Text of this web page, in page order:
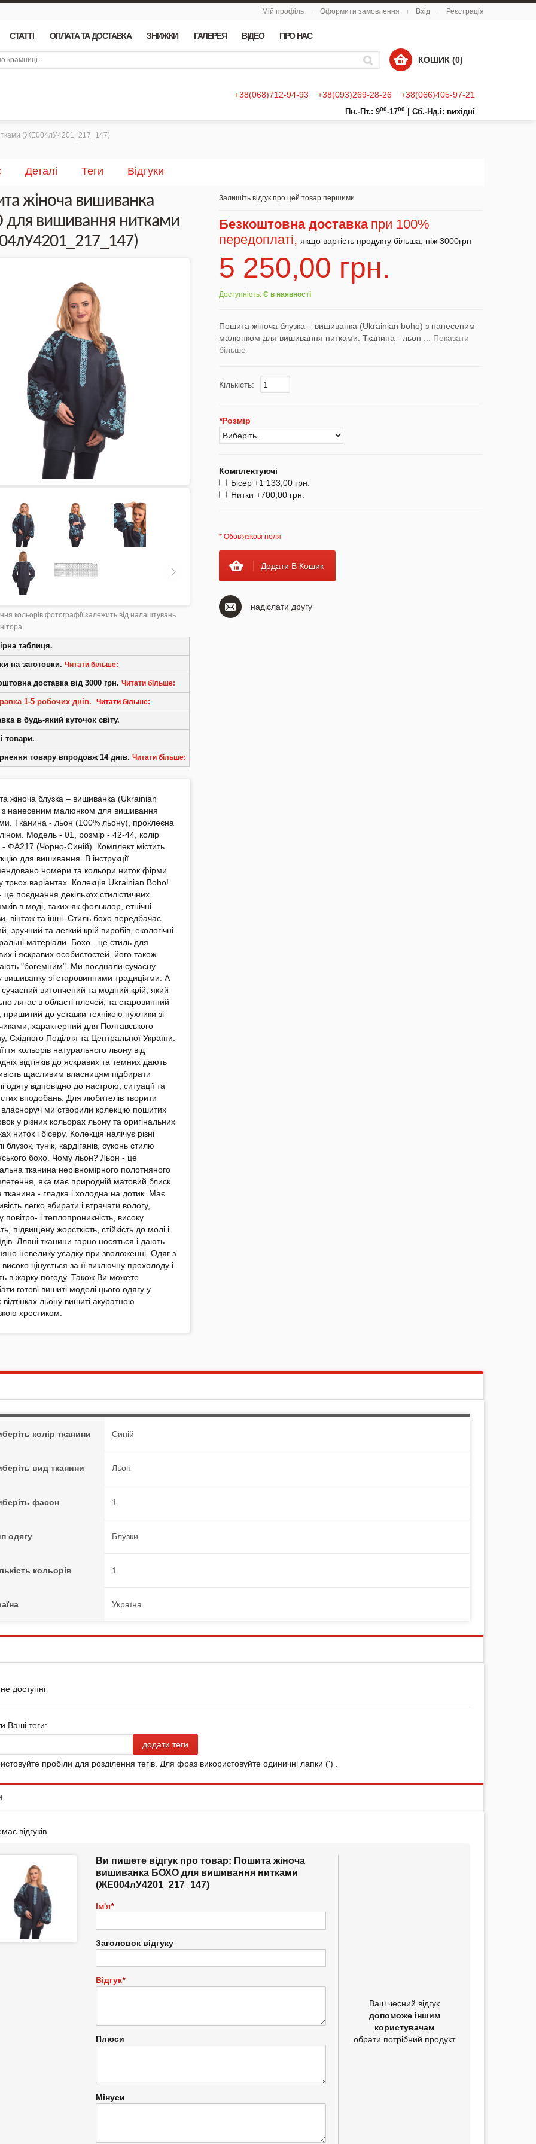
Мій профіль Оформити замовлення Вхід Реєстрація
СТАТТІ ОПЛАТА ТА ДОСТАВКА ЗНИЖКИ ГАЛЕРЕЯ ВІДЕО ПРО НАС
КОШИК (0)
+38(068)712-94-93 +38(093)269-28-26 +38(066)405-97-21
Пн.-Пт.: 900-1700 Сб.-Нд.і: вихідні
(ЖЕ004лУ4201_217_147)
Деталі Теги Відгуки
жіноча вишиванка
для вишивання нитками
кольорів фотографії залежить від налаштувань
таблиця.
на заготовки. Читати більше:
покупців 5% - від 2 000 грн., 10% - від
в розділі «Знижки»
доставка від 3000 грн. Читати більше:
передоплаті, по Україні, для роздрібних
1-5 робочих днів. Читати більше:
є в наявності відправляються в день
наступного дня. Товари, що
більшого часу на виготовлення,
до 5 робочих днів. Ми відповідальне
за адресою: вул. Кн. Острозького, буд.
в будь-який куточок світу.
товари.
товару впродовж 14 днів. Читати більше:
бере на себе клієнт.
жіноча блузка – вишиванка (Ukrainian
з нанесеним малюнком для вишивання
Тканина - льон (100% льону), проклеєна
Модель - 01, розмір - 42-44, колір
- ФА217 (Чорно-Синій). Комплект містить
для вишивання. В інструкції
номери та кольори ниток фірми
трьох варіантах. Колекція Ukrainian Boho!
це поєднання декількох стилістичних
в моді, таких як фольклор, етнічні
вінтаж та інші. Стиль бохо передбачає
зручний та легкий крій виробів, екологічні
матеріали. Бохо - це стиль для
і яскравих особистостей, його також
"богемним". Ми поєднали сучасну
вишиванку зі старовинними традиціями. А
витончений та модний крій, який
лягає в області плечей, та старовинний
пришитий до уставки технікою пухлики зі
характерний для Полтавського
Східного Поділля та Центральної України.
кольорів натурального льону від
відтінків до яскравих та темних дають
щасливим власницям підбирати
одягу відповідно до настрою, ситуації та
вподобань. Для любителів творити
власноруч ми створили колекцію пошитих
у різних кольорах льону та оригінальних
ниток і бісеру. Колекція налічує різні
блузок, тунік, кардіганів, суконь стилю
бохо. Чому льон? Льон - це
тканина нерівномірного полотняного
яка має природній матовий блиск.
тканина - гладка і холодна на дотик. Має
легко вбирати і втрачати вологу,
повітро- і теплопроникність, високу
підвищену жорсткість, стійкість до молі і
Лляні тканини гарно носяться і дають
невелику усадку при зволоженні. Одяг з
цінується за її виключну прохолоду і
в жарку погоду. Також Ви можете
готові вишиті моделі цього одягу у
відтінках льону вишиті акуратною
хрестиком.
Залишіть відгук про цей товар першими
Безкоштовна доставка при 100%
передоплаті, якщо вартість продукту більша, ніж 3000грн
5 250,00 грн.
Доступність: Є в наявності
Пошита жіноча блузка – вишиванка (Ukrainian boho) з нанесеним
малюнком для вишивання нитками. Тканина - льон
... Показати
більше
Кількість:
*Розмір
Комплектуючі
Бісер +1 133,00 грн.
Нитки +700,00 грн.
* Обов'язкові поля
Додати В Кошик
надіслати другу
колір тканини Синій
вид тканини Льон
фасон 1
одягу Блузки
кольорів 1
Україна
доступні
Ваші теги:
додати теги
пробіли для розділення тегів. Для фраз використовуйте одиничні лапки (') .
відгуків
Ви пишете відгук про товар: Пошита жіноча
вишиванка БОХО для вишивання нитками
(ЖЕ004лУ4201_217_147)
*
Ім'я
Заголовок відгуку
*
Відгук
Плюси
Мінуси
Ваш чесний відгук
допоможе іншим
користувачам
обрати потрібний продукт